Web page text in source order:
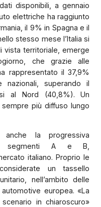
disponibili, a gennaio
elettriche ha raggiunto
il 9% in Spagna e il
stesso mese l’Italia si
vista territoriale, emerge
che grazie alle
rappresentato il 37,9%
nazionali, superando il
al Nord (40,8%). Un
più diffuso lungo
la progressiva
segmenti A e B,
italiano. Proprio le
un tassello
nell’ambito delle
europea. «La
in chiaroscuro»